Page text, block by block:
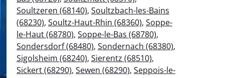
Soultzeren (68140), Soultzbach-les-Bains
(68230), Soultz-Haut-Rhin (68360), Soppe-
le-Haut (68780), Soppe-le-Bas (68780),
Sondersdorf (68480), Sondernach (68380),
Sigolsheim (68240), Sierentz (68510),
Sickert (68290), Sewen (68290), Seppois-le-